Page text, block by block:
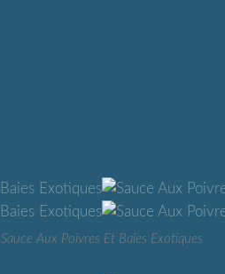
Sauce Aux Poivres Et Baies Exotiques